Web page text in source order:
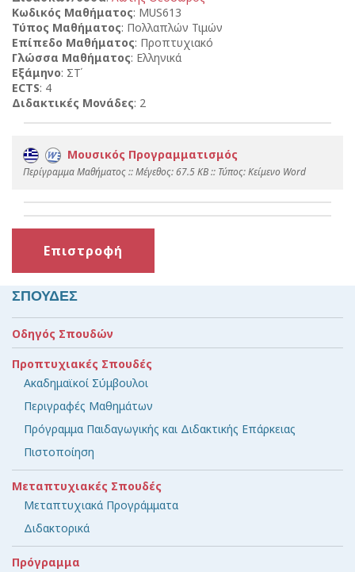
Κωδικός Μαθήματος: MUS613
Τύπος Μαθήματος: Πολλαπλών Τιμών
Επίπεδο Μαθήματος: Προπτυχιακό
Γλώσσα Μαθήματος: Ελληνικά
Εξάμηνο: ΣΤ΄
ECTS: 4
Διδακτικές Μονάδες: 2
Μουσικός Προγραμματισμός
Περίγραμμα Μαθήματος :: Mέγεθος: 67.5 KB :: Τύπος: Kείμενο Word
Επιστροφή
ΣΠΟΥΔΕΣ
Οδηγός Σπουδών
Προπτυχιακές Σπουδές
Ακαδημαϊκοί Σύμβουλοι
Περιγραφές Μαθημάτων
Πρόγραμμα Παιδαγωγικής και Διδακτικής Επάρκειας
Πιστοποίηση
Μεταπτυχιακές Σπουδές
Μεταπτυχιακά Προγράμματα
Διδακτορικά
Πρόγραμμα